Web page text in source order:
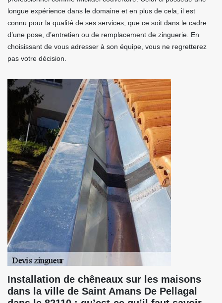
longue expérience dans le domaine et en plus de cela, il est
connu pour la qualité de ses services, que ce soit dans le cadre
d’une pose, d’entretien ou de remplacement de zinguerie. En
choisissant de vous adresser à son équipe, vous ne regretterez
pas votre décision.
Installation de chêneaux sur les maisons
dans la ville de Saint Amans De Pellagal